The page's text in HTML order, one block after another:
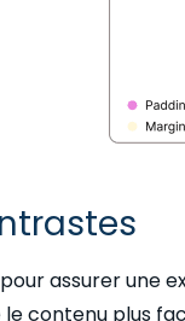
assurer une
contenu plus